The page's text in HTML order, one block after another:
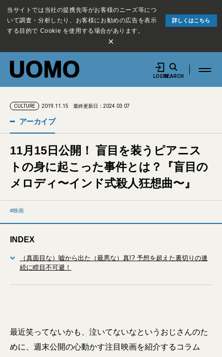
当サイトでは当社の提携先等がお客様のニーズ等につ
いて調査・分析したり、お客様にお勧めの広告を表示
する目的で Cookie を使用する場合があります。
詳しくはこちら
×
LOGINSEARCH
CULTURE 2019.11.15 最終更新日：2024.03.07
アーカイブ
11月15日公開！ 盲目を装うピアニス
トの身に起こった事件とは？『盲目の
メロディ〜インド式殺人狂想曲〜』
映画
INDEX
（真面目な）嘘から出た（最悪な）真!? 予想を超えた裏切りの連
続に瞠目不可避！
最近笑ってないかも、泣いてないなというおじさんのた
めに、週末公開の心動かす注目映画を紹介するコラム